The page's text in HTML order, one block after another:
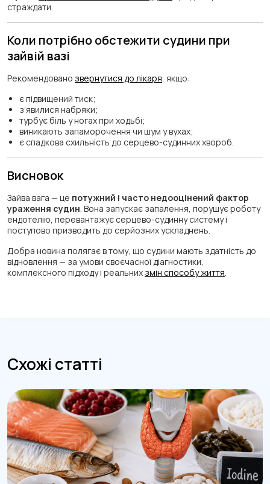
страждати.
Коли потрібно обстежити судини при
зайвій вазі
Рекомендовано звернутися до лікаря, якщо:
є підвищений тиск;
з’явилися набряки;
турбує біль у ногах при ходьбі;
виникають запаморочення чи шум у вухах;
є спадкова схильність до серцево-судинних хвороб.
Висновок
Зайва вага — це потужний і часто недооцінений фактор
ураження судин. Вона запускає запалення, порушує роботу
ендотелію, перевантажує серцево-судинну систему і
поступово призводить до серйозних ускладнень.
Добра новина полягає в тому, що судини мають здатність до
відновлення — за умови своєчасної діагностики,
комплексного підходу і реальних змін способу життя.
Схожі статті